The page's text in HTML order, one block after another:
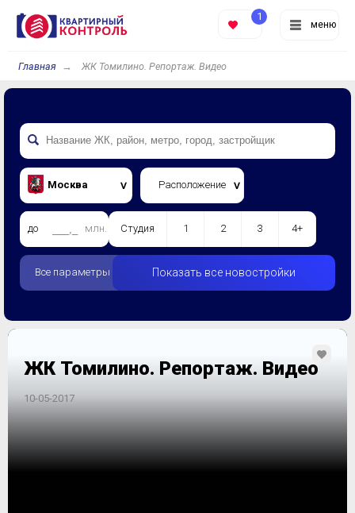
меню
1
Главная ЖК Томилино. Репортаж. Видео
Москва Расположение
до млн. Студия 1 2 3 4+
Все параметры Показать все новостройки
ЖК Томилино. Репортаж. Видео
10-05-2017